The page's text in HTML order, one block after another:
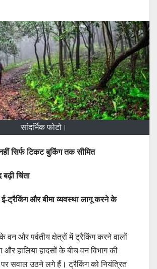
सांदर्भिक फोटो।
सिर्फ टिकट बुकिंग तक सीमित
चिंता
ट्रैकिंग और बीमा व्यवस्था लागू करने के
वन और पर्वतीय क्षेत्रों में ट्रैकिंग करने वालों
और हालिया हादसों के बीच वन विभाग की
पर सवाल उठने लगे हैं। ट्रैकिंग को नियंत्रित